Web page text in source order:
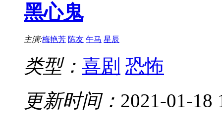
黑心鬼
主演:梅艳芳 陈友 午马 星辰
类型： 喜剧 恐怖
更新时间： 2021-01-18